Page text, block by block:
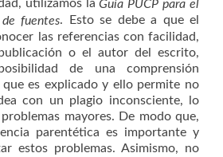
utilizamos laGuía PUCP para el
fuentes. Esto se debe a que el
las referencias con facilidad,
o el autor del escrito,
de una comprensión
es explicado y ello permite no
con un plagio inconsciente, lo
mayores. De modo que,
parentética es importante y
estos problemas. Asimismo, no